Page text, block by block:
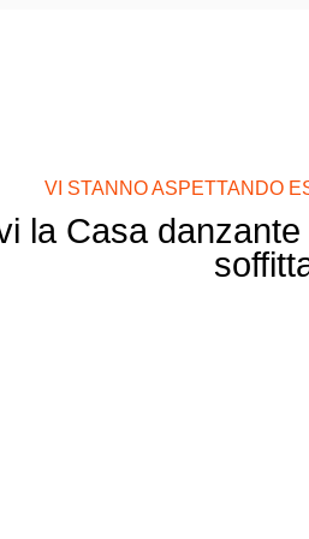
VI STANNO ASPETTANDO
la Casa